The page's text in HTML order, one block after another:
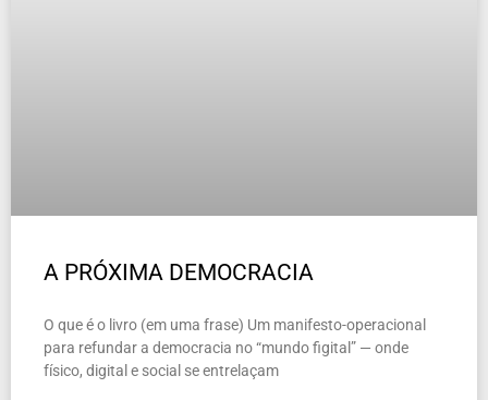
A PRÓXIMA DEMOCRACIA
O que é o livro (em uma frase) Um manifesto-operacional
para refundar a democracia no “mundo figital” — onde
físico, digital e social se entrelaçam